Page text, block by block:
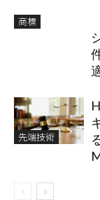
商標
先端技術